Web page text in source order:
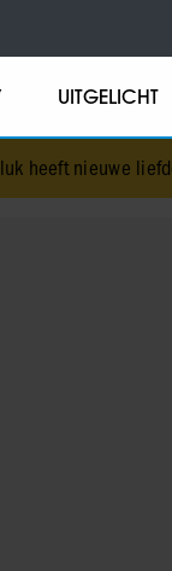
UITGELICHT
na verbroken